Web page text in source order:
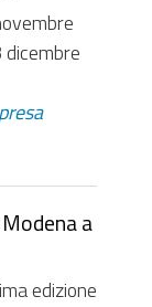
dicembre
a
edizione